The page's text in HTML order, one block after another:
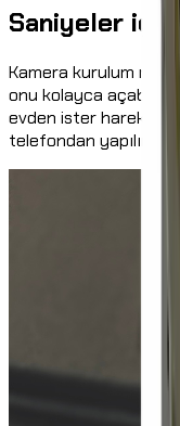
Saniyeler
Kamera kurulum
onu kolayca
evden ister hareket
telefondan yapılır.